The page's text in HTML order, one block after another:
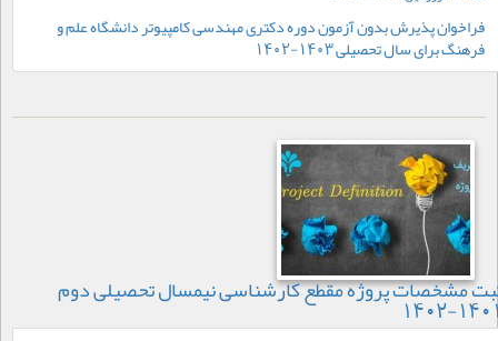
فراخوان پذیرش بدون آزمون دوره دکتری مهندسی کامپیوتر دانشگاه علم و
فرهنگ برای سال تحصیلی 1403-1402
مشخصات پروژه مقطع کارشناسی نیمسال تحصیلی دوم
1401-